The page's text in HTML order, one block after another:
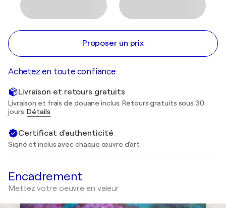
Proposer un prix
Achetez en toute confiance
Livraison et retours gratuits
Livraison et frais de douane inclus. Retours gratuits sous 30
jours.Détails
Certificat d'authenticité
Signé et inclus avec chaque œuvre d'art
Encadrement
Mettez votre oeuvre en valeur